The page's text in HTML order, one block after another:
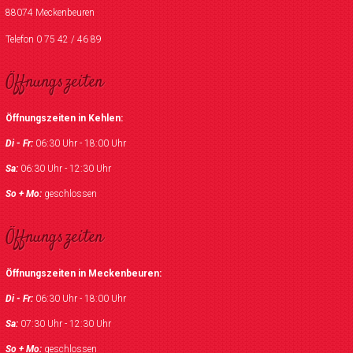
88074 Meckenbeuren
Telefon 0 75 42 / 46 89
Öffnungszeiten
Öffnungszeiten in Kehlen:
Di - Fr:06:30 Uhr - 18:00 Uhr
Sa:06:30 Uhr - 12:30 Uhr
So + Mo:geschlossen
Öffnungszeiten
Öffnungszeiten in Meckenbeuren:
Di - Fr:06:30 Uhr - 18:00 Uhr
Sa:07:30 Uhr - 12:30 Uhr
So + Mo:geschlossen